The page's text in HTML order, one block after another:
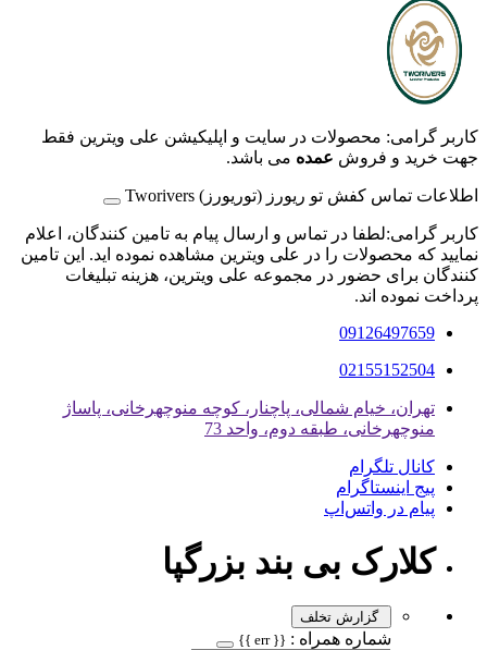
کاربر گرامی: محصولات در سایت و اپلیکیشن علی ویترین فقط
جهت خرید و فروش عمده می باشد.
اطلاعات تماس کفش تو ریورز (توریورز) Tworivers
کاربر گرامی:لطفا در تماس و ارسال پیام به تامین کنندگان، اعلام
نمایید که محصولات را در علی ویترین مشاهده نموده اید. این تامین
کنندگان برای حضور در مجموعه علی ویترین، هزینه تبلیغات
پرداخت نموده اند.
09126497659
02155152504
تهران، خیام شمالی، پاچنار، کوچه منوچهرخانی، پاساژ
منوچهرخانی، طبقه دوم، واحد 73
کانال تلگرام
پیج اینستاگرام
پیام در واتس‌اپ
کلارک بی بند بزرگپا
گزارش تخلف
شماره همراه : {{ err }}